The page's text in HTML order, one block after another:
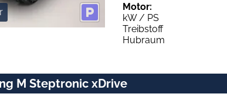
Motor:
kW / PS
Treibstoff
Hubraum
M Steptronic xDrive